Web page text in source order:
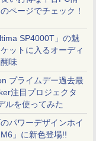
ページでチェック！
SP4000T」の魅
ットに入るオーディ
味
プライムデー過去最
注目プロジェクタ
ルを使ってみた
パワーデザインホイ
」に新色登場!!